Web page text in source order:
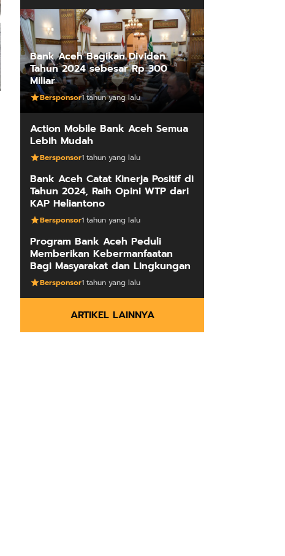
Bank Aceh Bagikan Dividen
Tahun 2024 sebesar Rp 300
Miliar
Bersponsor1 tahun yang lalu
Action Mobile Bank Aceh Semua
Lebih Mudah
Bersponsor1 tahun yang lalu
Bank Aceh Catat Kinerja Positif di
Tahun 2024, Raih Opini WTP dari
KAP Heliantono
Bersponsor1 tahun yang lalu
Program Bank Aceh Peduli
Memberikan Kebermanfaatan
Bagi Masyarakat dan Lingkungan
Bersponsor1 tahun yang lalu
ARTIKEL LAINNYA